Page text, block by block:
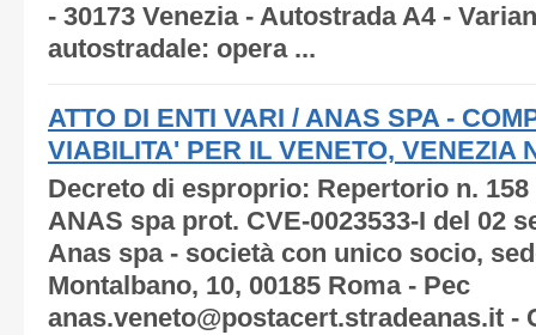
- 30173 Venezia - Autostrada A4 -
autostradale: opera ...
ATTO DI ENTI VARI / ANAS SPA -
VIABILITA' PER IL VENETO, VENEZIA
Decreto di esproprio: Repertorio n. 158
ANAS spa prot. CVE-0023533-I del 02
Anas spa - società con unico socio,
Montalbano, 10, 00185 Roma - Pec
anas.veneto@postacert.stradeanas.it -